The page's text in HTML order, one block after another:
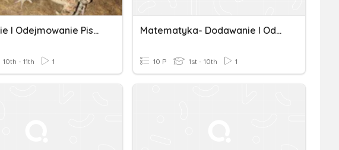
Dodawanie I Odejmowanie Pisemne
10th - 11th 1
Matematyka- Dodawanie I Odejmowanie
10 P 1st - 10th 1